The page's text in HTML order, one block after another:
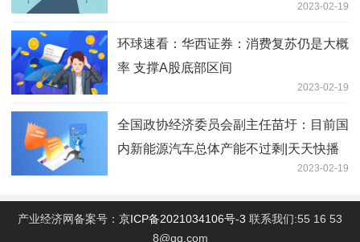
2023-02-19
环球速看：华西证券：消费复苏仍是大概
率 支撑A股底部区间
2023-02-19
全国政协经济委员会副主任苗圩：目前国
内新能源汽车总体产能不过剩|天天快播
2023-02-19
产业经济网备案号： 京ICP备2021034106号-3 联系我们:55 16 53
8@qq.com